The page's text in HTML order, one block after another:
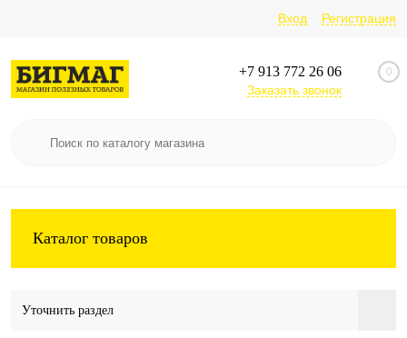
Вход Регистрация
+7 913 772 26 06
Заказать звонок
0
Каталог товаров
Уточнить раздел